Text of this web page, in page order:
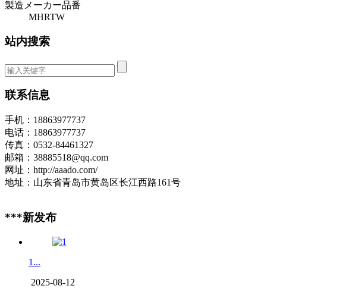
製造メーカー品番
MHRTW
站内搜索
联系信息
手机：18863977737
电话：18863977737
传真：0532-84461327
邮箱：38885518@qq.com
网址：http://aaado.com/
地址：山东省青岛市黄岛区长江西路161号
***新发布
1...
2025-08-12